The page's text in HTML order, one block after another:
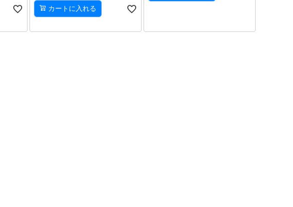
カートに入れる